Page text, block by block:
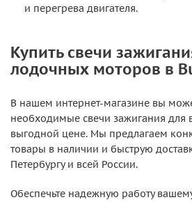
и перегрева двигателя.
Купить свечи
лодочных моторов в
В нашем интернет-магазине вы
необходимые свечи зажигания
выгодной цене. Мы предлагаем
товары в наличии и быструю
Петербургу и всей России.
Обеспечьте надежную работу